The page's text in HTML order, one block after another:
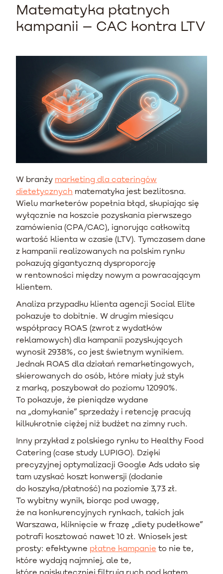
Matematyka płatnych
kampanii – CAC kontra LTV
W branży marketing dla cateringów
dietetycznych matematyka jest bezlitosna.
Wielu marketerów popełnia błąd, skupiając się
wyłącznie na koszcie pozyskania pierwszego
zamówienia (CPA/CAC), ignorując całkowitą
wartość klienta w czasie (LTV). Tymczasem dane
z kampanii realizowanych na polskim rynku
pokazują gigantyczną dysproporcję
w rentowności między nowym a powracającym
klientem.
Analiza przypadku klienta agencji Social Elite
pokazuje to dobitnie. W drugim miesiącu
współpracy ROAS (zwrot z wydatków
reklamowych) dla kampanii pozyskujących
wynosił 2938%, co jest świetnym wynikiem.
Jednak ROAS dla działań remarketingowych,
skierowanych do osób, które miały już styk
z marką, poszybował do poziomu 12090%.
To pokazuje, że pieniądze wydane
na „domykanie” sprzedaży i retencję pracują
kilkukrotnie ciężej niż budżet na zimny ruch.
Inny przykład z polskiego rynku to Healthy Food
Catering (case study LUPIGO). Dzięki
precyzyjnej optymalizacji Google Ads udało się
tam uzyskać koszt konwersji (dodanie
do koszyka/płatność) na poziomie 3,73 zł.
To wybitny wynik, biorąc pod uwagę,
że na konkurencyjnych rynkach, takich jak
Warszawa, kliknięcie w frazę „diety pudełkowe”
potrafi kosztować nawet 10 zł. Wniosek jest
prosty: efektywne płatne kampanie to nie te,
które wydają najmniej, ale te,
które najskuteczniej filtrują ruch pod kątem